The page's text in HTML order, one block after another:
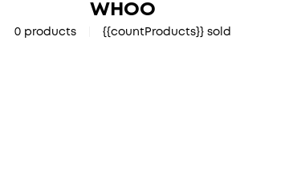
WHOO
0 products {{countProducts}} sold